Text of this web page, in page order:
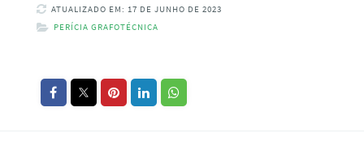
ATUALIZADO EM: 17 DE JUNHO DE 2023
PERÍCIA GRAFOTÉCNICA